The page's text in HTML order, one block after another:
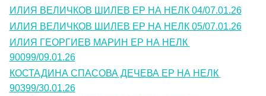
ИЛИЯ ВЕЛИЧКОВ ШИЛЕВ ЕР НА НЕЛК 04/07.01.26
ИЛИЯ ВЕЛИЧКОВ ШИЛЕВ ЕР НА НЕЛК 05/07.01.26
ИЛИЯ ГЕОРГИЕВ МАРИН ЕР НА НЕЛК
90099/09.01.26
КОСТАДИНА СПАСОВА ДЕЧЕВА ЕР НА НЕЛК
90399/30.01.26